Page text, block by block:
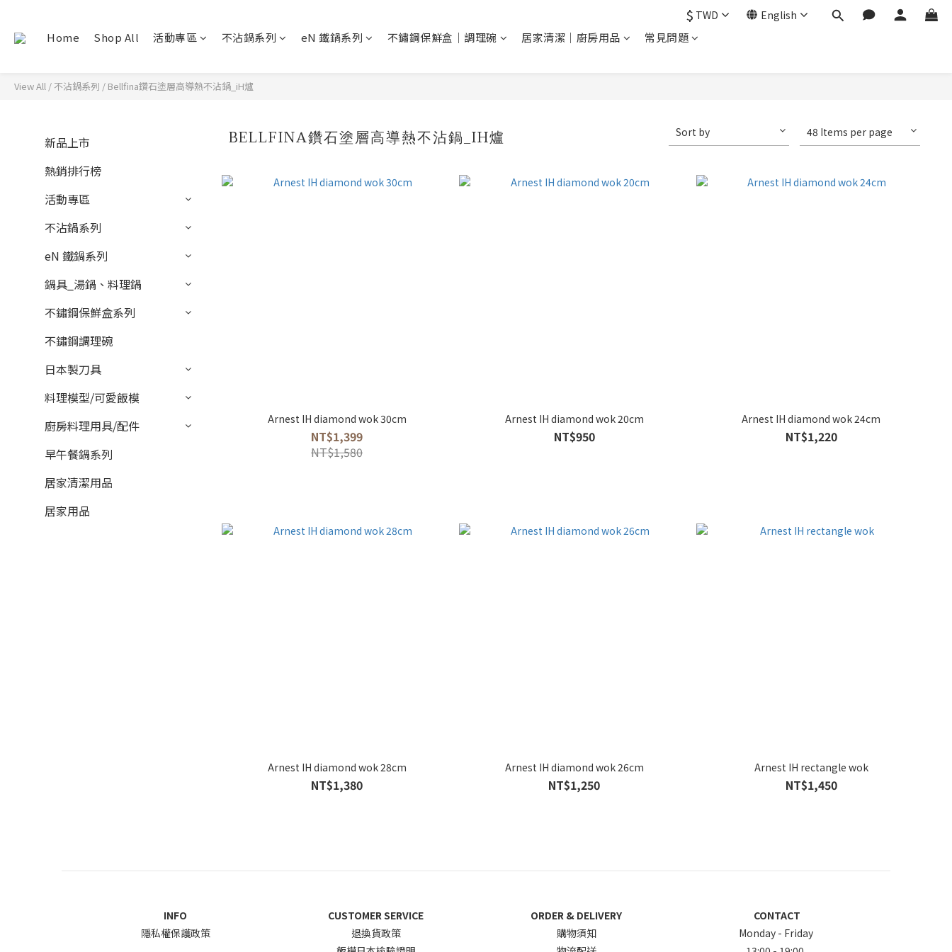
$ TWD English
Home Shop All 活動專區 不沾鍋系列 eN 鐵鍋系列 不鏽鋼保鮮盒｜調理碗 居家清潔｜廚房用品 常見問題
View All / 不沾鍋系列 / Bellfina鑽石塗層高導熱不沾鍋_iH爐
新品上市
熱銷排行榜
活動專區
不沾鍋系列
eN 鐵鍋系列
鍋具_湯鍋、料理鍋
不鏽鋼保鮮盒系列
不鏽鋼調理碗
日本製刀具
料理模型/可愛飯模
廚房料理用具/配件
早午餐鍋系列
居家清潔用品
居家用品
BELLFINA鑽石塗層高導熱不沾鍋_IH爐 Sort by 48 Items per page
Arnest IH diamond wok 30cm
NT$1,399
NT$1,580
Arnest IH diamond wok 20cm
NT$950
Arnest IH diamond wok 24cm
NT$1,220
Arnest IH diamond wok 28cm
NT$1,380
Arnest IH diamond wok 26cm
NT$1,250
Arnest IH rectangle wok
NT$1,450
INFO
隱私權保護政策
CUSTOMER SERVICE
退換貨政策
ORDER & DELIVERY
購物須知
CONTACT
Monday - Friday